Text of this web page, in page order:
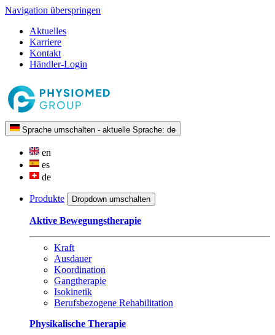
Navigation überspringen
Aktuelles
Karriere
Kontakt
Händler-Login
Sprache umschalten - aktuelle Sprache: de
en
es
de
Produkte Dropdown umschalten
Aktive Bewegungstherapie
Kraft
Ausdauer
Koordination
Gangtherapie
Isokinetik
Berufsbezogene Rehabilitation
Physikalische Therapie